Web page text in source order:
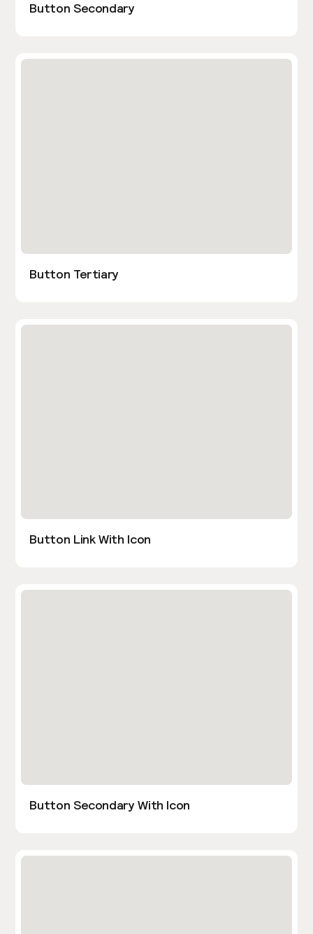
Button Secondary
Button Tertiary
Button Link With Icon
Button Secondary With Icon